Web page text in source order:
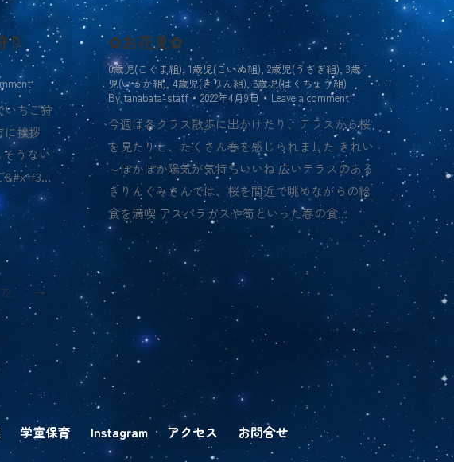
り
いちご狩
に挨拶
うない
&#x1f3…
✿お花見✿
0歳児(こぐま組),1歳児(こいぬ組), 2歳児(うさぎ組), 3歳
児(いるか組), 4歳児(きりん組), 5歳児(はくちょう組)
Bytanabata-staff 2022年4月9日 Leave a comment
今週は各クラス散歩に出かけたり、テラスから桜
を見たりと、たくさん春を感じられました きれい
～ぽかぽか陽気が気持ちいいね 広いテラスのある
きりんぐみさんでは、桜を間近で眺めながらの給
食を満喫 アスパラガスや筍といった春の食…
72 →
学童保育 Instagram アクセス お問合せ